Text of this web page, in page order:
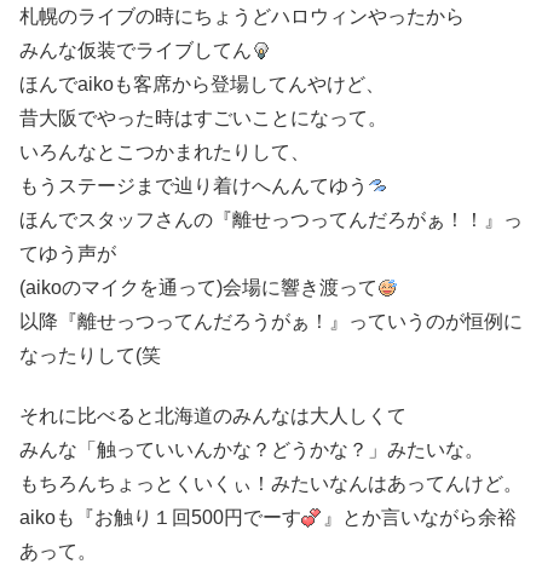
札幌のライブの時にちょうどハロウィンやったから
みんな仮装でライブしてん
ほんでaikoも客席から登場してんやけど、
昔大阪でやった時はすごいことになって。
いろんなとこつかまれたりして、
もうステージまで辿り着けへんんてゆう
ほんでスタッフさんの『離せっつってんだろがぁ！！』っ
てゆう声が
(aikoのマイクを通って)会場に響き渡って
以降『離せっつってんだろうがぁ！』っていうのが恒例に
なったりして(笑
それに比べると北海道のみんなは大人しくて
みんな「触っていいんかな？どうかな？」みたいな。
もちろんちょっとくいくぃ！みたいなんはあってんけど。
aikoも『お触り１回500円でーす
』とか言いながら余裕
あって。